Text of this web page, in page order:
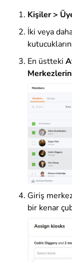
Kişiler >
İki veya
En üstteki
Giriş
bir kenar